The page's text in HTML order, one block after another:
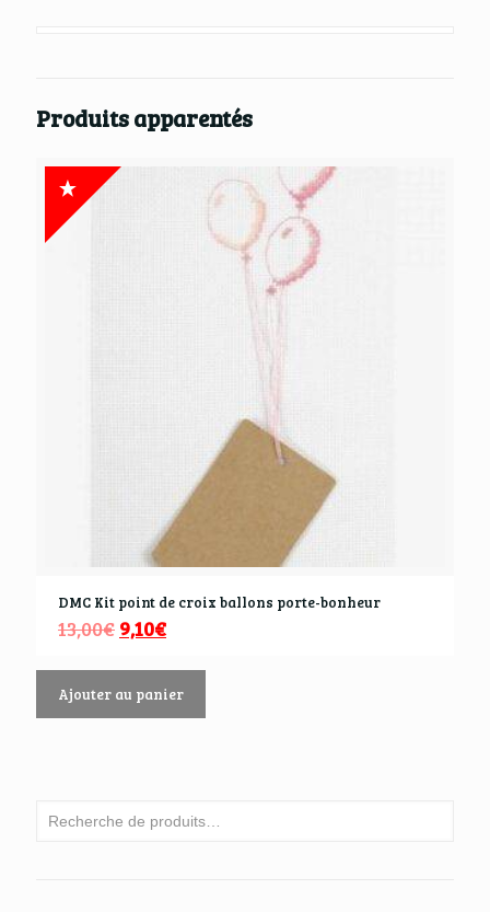
Produits apparentés
DMC Kit point de croix ballons porte-bonheur
13,00€ 9,10€
Ajouter au panier